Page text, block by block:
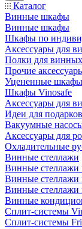
Каталог
Винные шкафы
Винные шкафы
Шкафы по
Аксессуары для
Полки для
Прочие
Уцененные шкафы
Шкафы Vinosafe
Аксессуары для
Идеи для подарков
Вакуумные
Аксессуары для
Охладительные
Винные стеллажи
Винные стеллажи
Винные стеллажи
Винные стеллажи
Винные
Сплит-системы
Сплит-системы